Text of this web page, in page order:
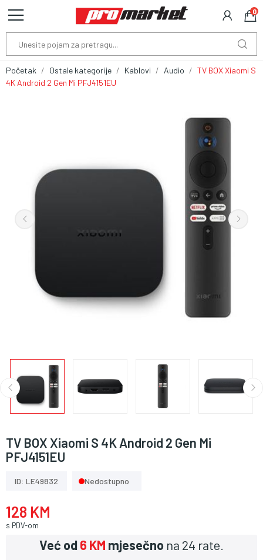
0
Početak Ostale kategorije Kablovi Audio
TV BOX Xiaomi S
4K Android 2 Gen Mi PFJ4151EU
TV BOX Xiaomi S 4K Android 2 Gen Mi
PFJ4151EU
ID: LE49832 Nedostupno
128 KM
s PDV-om
Već od6 KM mjesečno na 24 rate.